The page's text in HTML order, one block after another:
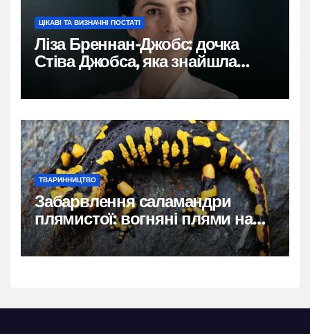
ЦІКАВІ ТА ВИЗНАЧНІ ПОСТАТІ
Ліза Бреннан-Джобс: дочка
Стіва Джобса, яка знайшла
власний голос
ТВАРИННИЦТВО
Забарвлення саламандри
плямистої: вогняні плями на
чорному тлі